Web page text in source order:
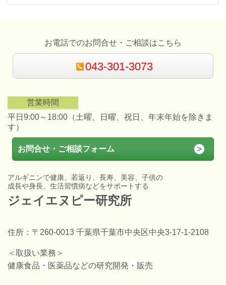
お電話でのお問合せ・ご相談はこちら
043-301-3073
営業時間
平日9:00～18:00（土曜、日曜、祝日、年末年始を除きま
す）
お問合せ・ご相談フォーム
アルギニンで健康、若返り、長寿、美容、子供の
成長や身長、生活習慣病などをサポートする
ジェイエヌピー研究所
住所 ：〒260-0013 千葉県千葉市中央区中央3-17-1-2108
＜取扱い業務＞
健康食品 ・ 医薬品などの研究開発 ・ 販売